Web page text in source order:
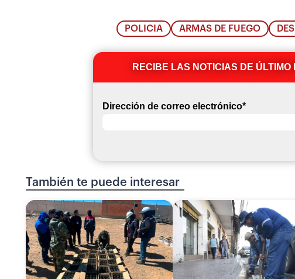
POLICIA ARMAS DE FUEGO
RECIBE LAS NOTICIAS DE ÚLTIMO
Dirección de correo electrónico*
También te puede interesar